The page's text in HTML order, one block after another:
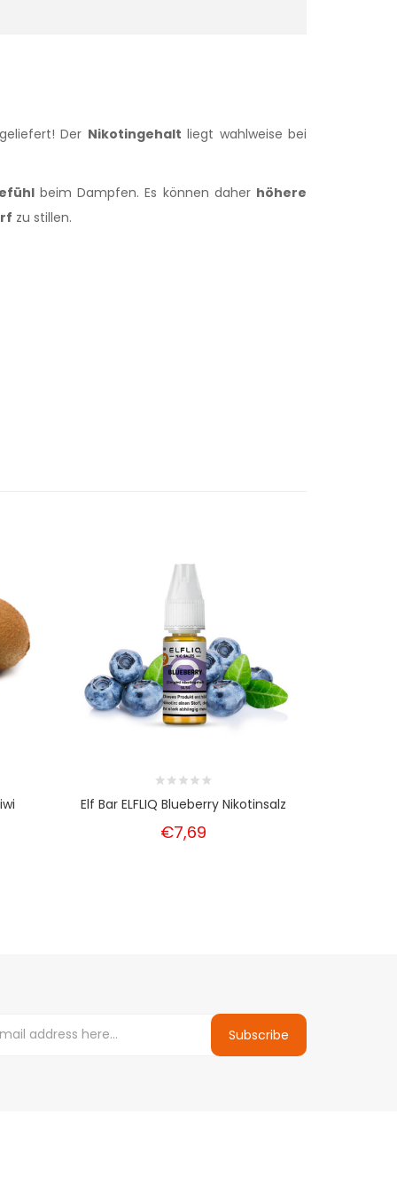
geliefert! Der Nikotingehalt liegt wahlweise bei
beim Dampfen. Es können daher höhere
zu stillen.
Elf Bar ELFLIQ Blueberry Nikotinsalz
€7,69
Subscribe